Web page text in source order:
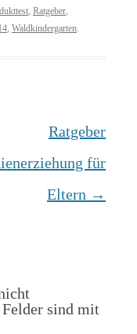
Ratgeber
Waldkindergarten
Ratgeber
für
Eltern →
sind mit